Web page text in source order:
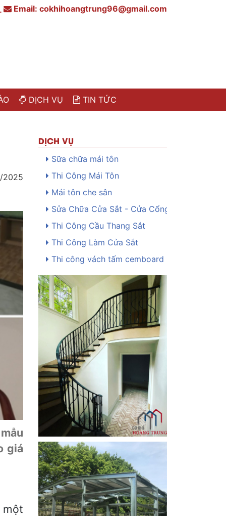
Email: cokhihoangtrung96@gmail.com
DỊCH VỤ TIN TỨC
2025
giá
một
DỊCH VỤ
Sữa chữa mái tôn
Thi Công Mái Tôn
Mái tôn che sân
Sửa Chữa Cửa Sắt - Cửa Cổng
Thi Công Cầu Thang Sắt
Thi Công Làm Cửa Sắt
Thi công vách tấm cemboard